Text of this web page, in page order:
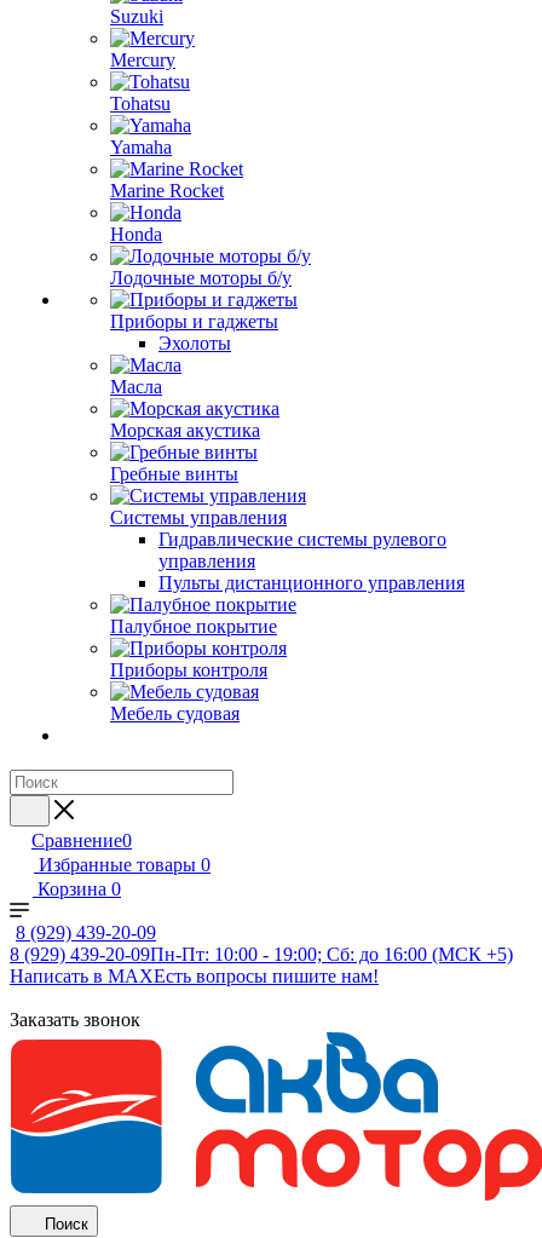
Suzuki
Mercury
Tohatsu
Yamaha
Marine Rocket
Honda
Лодочные моторы б/у
Приборы и гаджеты
Эхолоты
Масла
Морская акустика
Гребные винты
Системы управления
Гидравлические системы рулевого
управления
Пульты дистанционного управления
Палубное покрытие
Приборы контроля
Мебель судовая
Сравнение0
Избранные товары 0
Корзина 0
8 (929) 439-20-09
8 (929) 439-20-09Пн-Пт: 10:00 - 19:00; Сб: до 16:00 (МСК +5)
Написать в MAXЕсть вопросы пишите нам!
Заказать звонок
Поиск